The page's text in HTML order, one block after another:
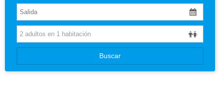
Europa
Paquetes
Baleares
Buscar